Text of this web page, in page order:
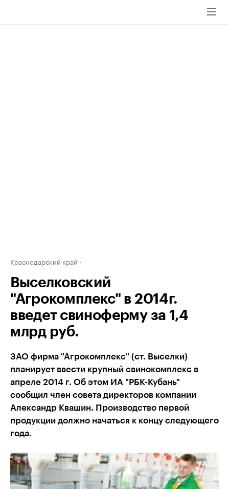
Краснодарский край
Выселковский
"Агрокомплекс" в 2014г.
введет свиноферму за 1,4
млрд руб.
ЗАО фирма "Агрокомплекс" (ст. Выселки)
планирует ввести крупный свинокомплекс в
апреле 2014 г. Об этом ИА "РБК-Кубань"
сообщил член совета директоров компании
Александр Квашин. Производство первой
продукции должно начаться к концу следующего
года.